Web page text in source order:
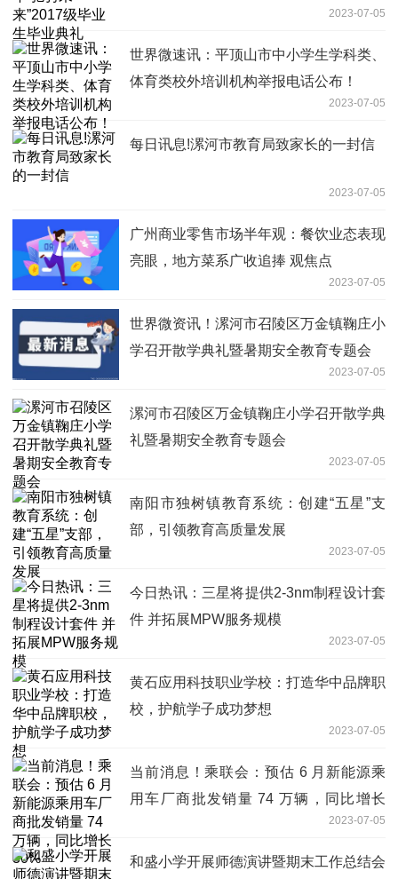
2023-07-05
世界微速讯：平顶山市中小学生学科类、
体育类校外培训机构举报电话公布！
2023-07-05
每日讯息!漯河市教育局致家长的一封信
2023-07-05
广州商业零售市场半年观：餐饮业态表现
亮眼，地方菜系广收追捧 观焦点
2023-07-05
世界微资讯！漯河市召陵区万金镇鞠庄小
学召开散学典礼暨暑期安全教育专题会
2023-07-05
漯河市召陵区万金镇鞠庄小学召开散学典
礼暨暑期安全教育专题会
2023-07-05
南阳市独树镇教育系统：创建“五星”支
部，引领教育高质量发展
2023-07-05
今日热讯：三星将提供2-3nm制程设计套
件 并拓展MPW服务规模
2023-07-05
黄石应用科技职业学校：打造华中品牌职
校，护航学子成功梦想
2023-07-05
当前消息！乘联会：预估 6 月新能源乘
用车厂商批发销量 74 万辆，同比增长
2023-07-05
和盛小学开展师德演讲暨期末工作总结会